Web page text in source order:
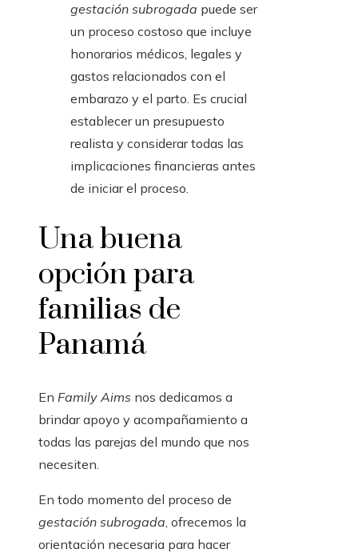
gestación subrogada puede ser
un proceso costoso que incluye
honorarios médicos, legales y
gastos relacionados con el
embarazo y el parto. Es crucial
establecer un presupuesto
realista y considerar todas las
implicaciones financieras antes
de iniciar el proceso.
Una buena
opción para
familias de
Panamá
En Family Aims nos dedicamos a
brindar apoyo y acompañamiento a
todas las parejas del mundo que nos
necesiten.
En todo momento del proceso de
gestación subrogada , ofrecemos la
orientación necesaria para hacer